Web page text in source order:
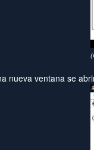
nueva ventana se